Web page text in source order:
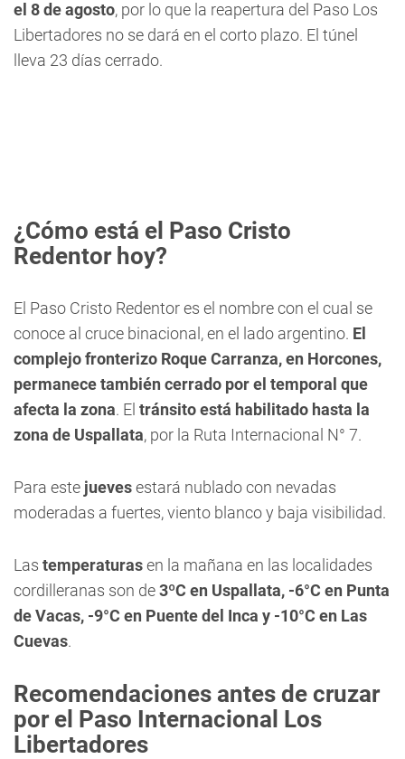
el 8 de agosto, por lo que la reapertura del Paso Los
Libertadores no se dará en el corto plazo. El túnel
lleva 23 días cerrado.
¿Cómo está el Paso Cristo
Redentor hoy?
El Paso Cristo Redentor es el nombre con el cual se
conoce al cruce binacional, en el lado argentino. El
complejo fronterizo Roque Carranza, en Horcones,
permanece también cerrado por el temporal que
afecta la zona. El tránsito está habilitado hasta la
zona de Uspallata, por la Ruta Internacional N° 7.
Para este juevesestará nublado con nevadas
moderadas a fuertes, viento blanco y baja visibilidad.
Las temperaturasen la mañana en las localidades
cordilleranas son de3ºC en Uspallata, -6°C en Punta
de Vacas, -9°C en Puente del Inca y -10°C en Las
Cuevas.
Recomendaciones antes de cruzar
por el Paso Internacional Los
Libertadores